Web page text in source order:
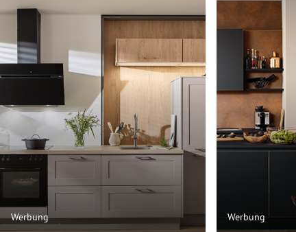
Werbung Werbung